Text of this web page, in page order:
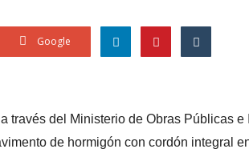
Google
través del Ministerio de Obras Públicas e
de hormigón con cordón integral